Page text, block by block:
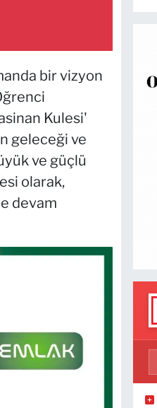
bir vizyon
Kulesi'
geleceği ve
ve güçlü
olarak,
devam